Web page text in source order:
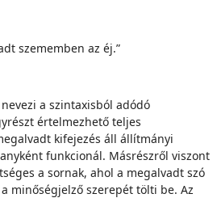
szememben az éj.”
a szintaxisból adódó
értelmezhető teljes
kifejezés áll állítmányi
funkcionál. Másrészről viszont
a sornak, ahol a megalvadt szó
minőségjelző szerepét tölti be. Az